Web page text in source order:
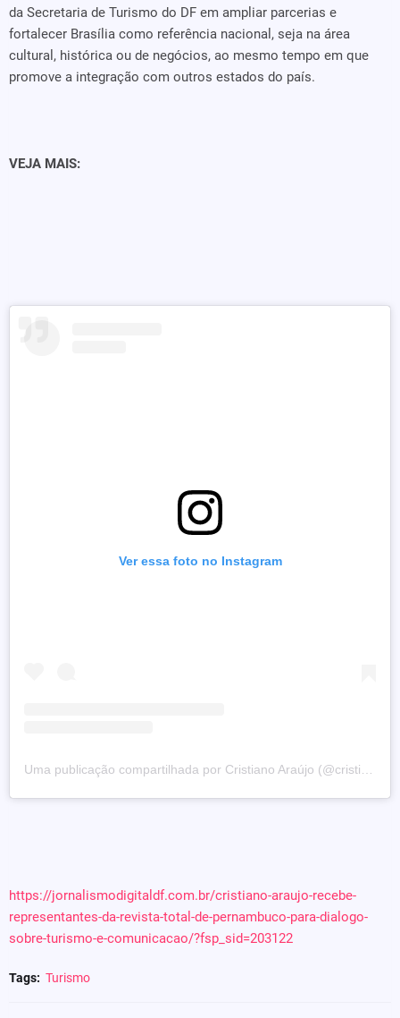
da Secretaria de Turismo do DF em ampliar parcerias e
fortalecer Brasília como referência nacional, seja na área
cultural, histórica ou de negócios, ao mesmo tempo em que
promove a integração com outros estados do país.
VEJA MAIS:
Ver essa foto no Instagram
https://jornalismodigitaldf.com.br/cristiano-araujo-recebe-
representantes-da-revista-total-de-pernambuco-para-dialogo-
sobre-turismo-e-comunicacao/?fsp_sid=203122
Tags: Turismo